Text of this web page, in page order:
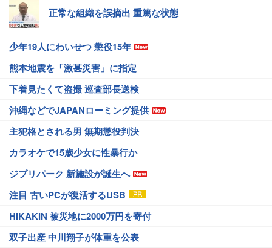
正常な組織を誤摘出 重篤な状態
少年19人にわいせつ 懲役15年
熊本地震を「激甚災害」に指定
下着見たくて盗撮 巡査部長送検
沖縄などでJAPANローミング提供
主犯格とされる男 無期懲役判決
カラオケで15歳少女に性暴行か
ジブリパーク 新施設が誕生へ
注目 古いPCが復活するUSB
HIKAKIN 被災地に2000万円を寄付
双子出産 中川翔子が体重を公表